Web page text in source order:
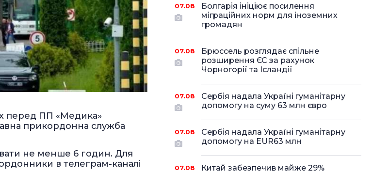
перед ПП «Медика»
прикордонна служба
не менше 6 годин. Для
в телеграм-каналі
07.08
Болгарія ініціює посилення
міграційних норм для іноземних
громадян
07.08
Брюссель розглядає спільне
розширення ЄС за рахунок
Чорногорії та Ісландії
07.08
Сербія надала Україні гуманітарну
допомогу на суму 63 млн євро
07.08
Сербія надала Україні гуманітарну
допомогу на EUR63 млн
07.08
Китай забезпечив майже 29%